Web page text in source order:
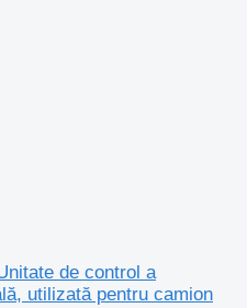
de control a
utilizată pentru camion